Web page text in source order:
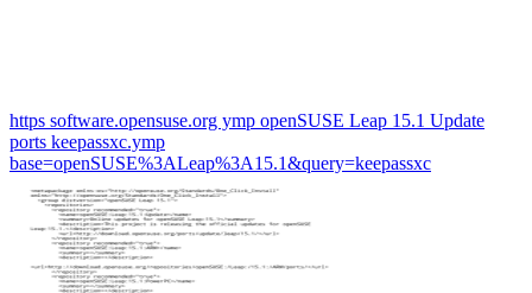
https software.opensuse.org ymp openSUSE Leap 15.1 Update
ports keepassxc.ymp
base=openSUSE%3ALeap%3A15.1&query=keepassxc